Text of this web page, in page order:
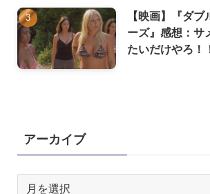
【映画】『ダ
ーズ』感想：サ
たいだけやろ！
アーカイブ